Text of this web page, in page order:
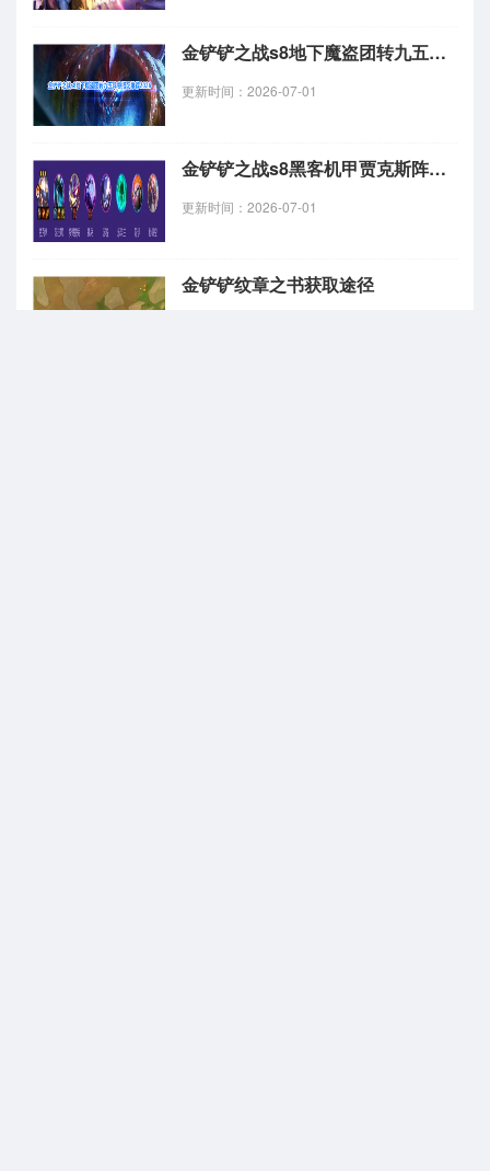
金铲铲之战s8地下魔盗团转九五阵容搭配推荐2026
更新时间：2026-07-01
金铲铲之战s8黑客机甲贾克斯阵容搭配推荐2026
更新时间：2026-07-01
金铲铲纹章之书获取途径